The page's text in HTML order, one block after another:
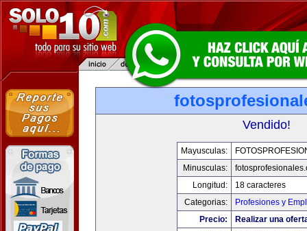
Vendido!
Mayusculas:
Minusculas:
Longitud:
18 caracteres
Categorias:
Profesiones y
Precio:
Realizar una